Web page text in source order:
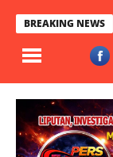
BREAKING NEWS
Nabil